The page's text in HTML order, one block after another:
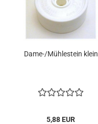
Dame-/Mühlestein klein
5,88 EUR